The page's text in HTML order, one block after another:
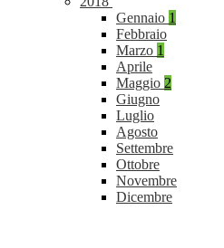
Gennaio 1
Febbraio
Marzo 1
Aprile
Maggio 2
Giugno
Luglio
Agosto
Settembre
Ottobre
Novembre
Dicembre